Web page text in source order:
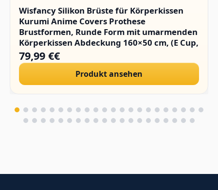
Wisfancy Silikon Brüste für Körperkissen
Kurumi Anime Covers Prothese
Brustformen, Runde Form mit umarmenden
Körperkissen Abdeckung 160×50 cm, (E Cup,
1400g/Paar)
79,99 €€
Produkt ansehen